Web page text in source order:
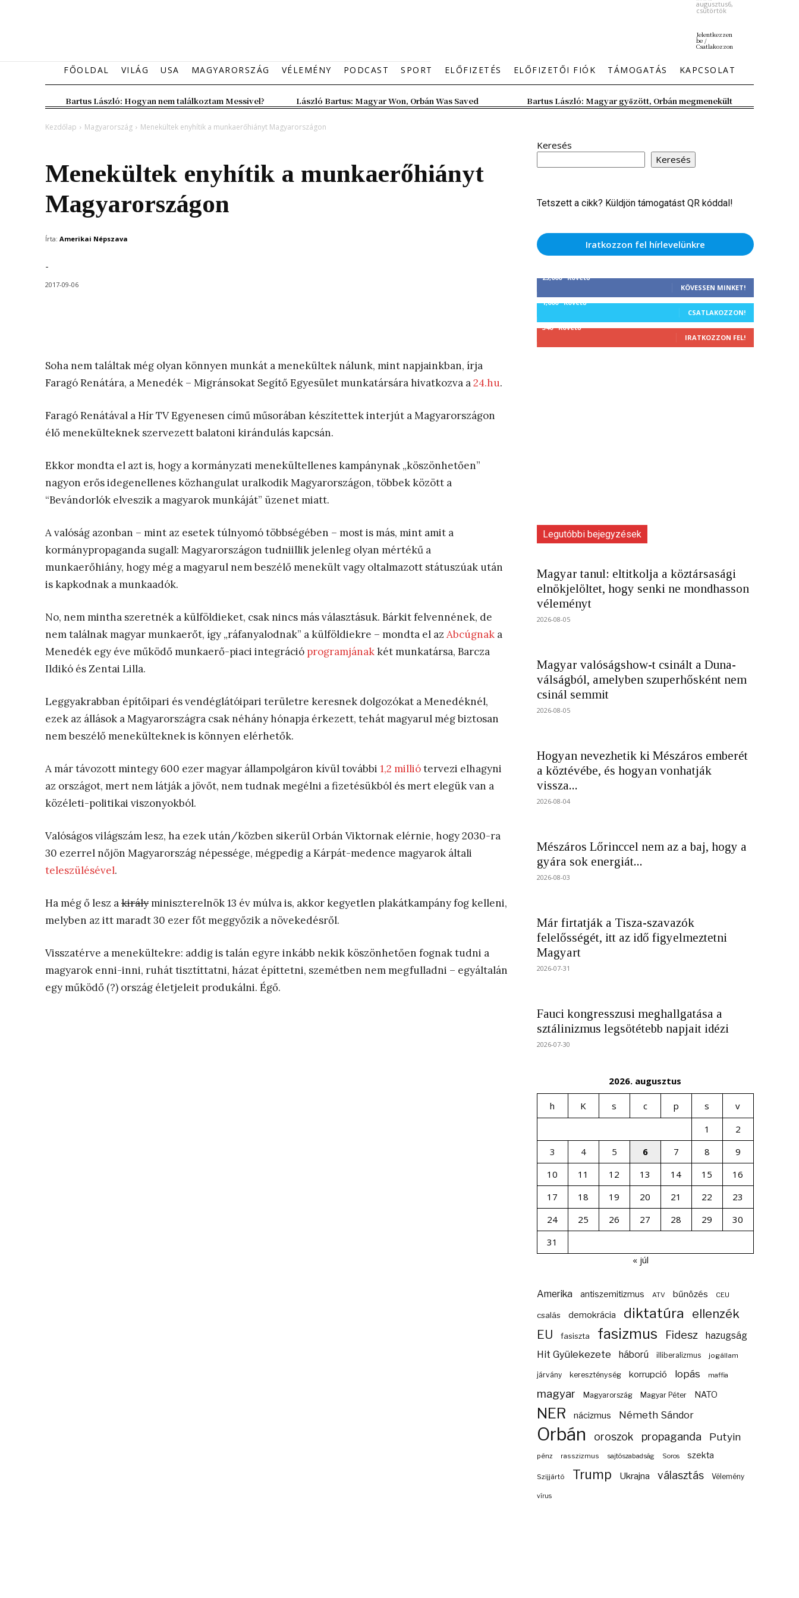
augusztus6,
csütörtök
Jelentkezzen
be /
Csatlakozzon
FŐOLDAL VILÁG USA MAGYARORSZÁG VÉLEMÉNY PODCAST SPORT ELŐFIZETÉS ELŐFIZETŐI FIÓK TÁMOGATÁS KAPCSOLAT
Bartus László: Hogyan nem találkoztam Messivel? László Bartus: Magyar Won, Orbán Was Saved Bartus László: Magyar győzött, Orbán megmenekült
Kezdőlap Magyarország Menekültek enyhítik a munkaerőhiányt Magyarországon
Menekültek enyhítik a munkaerőhiányt
Magyarországon
Írta: Amerikai Népszava
-
2017-09-06
Soha nem találtak még olyan könnyen munkát a menekültek nálunk, mint napjainkban, írja
Faragó Renátára, a Menedék – Migránsokat Segítő Egyesület munkatársára hivatkozva a24.hu.
Faragó Renátával a Hír TV Egyenesen című műsorában készítettek interjút a Magyarországon
élő menekülteknek szervezett balatoni kirándulás kapcsán.
Ekkor mondta el azt is, hogy a kormányzati menekültellenes kampánynak „köszönhetően”
nagyon erős idegenellenes közhangulat uralkodik Magyarországon, többek között a
“Bevándorlók elveszik a magyarok munkáját” üzenet miatt.
A valóság azonban – mint az esetek túlnyomó többségében – most is más, mint amit a
kormánypropaganda sugall: Magyarországon tudniillik jelenleg olyan mértékű a
munkaerőhiány, hogy még a magyarul nem beszélő menekült vagy oltalmazott státuszúak után
is kapkodnak a munkaadók.
No, nem mintha szeretnék a külföldieket, csak nincs más választásuk. Bárkit felvennének, de
nem találnak magyar munkaerőt, így „ráfanyalodnak” a külföldiekre – mondta el az Abcúgnak a
Menedék egy éve működő munkaerő-piaci integráció programjánakkét munkatársa, Barcza
Ildikó és Zentai Lilla.
Leggyakrabban építőipari és vendéglátóipari területre keresnek dolgozókat a Menedéknél,
ezek az állások a Magyarországra csak néhány hónapja érkezett, tehát magyarul még biztosan
nem beszélő menekülteknek is könnyen elérhetők.
A már távozott mintegy 600 ezer magyar állampolgáron kívül további 1,2 milliótervezi elhagyni
az országot, mert nem látják a jövőt, nem tudnak megélni a fizetésükból és mert elegük van a
közéleti-politikai viszonyokból.
Valóságos világszám lesz, ha ezek után/közben sikerül Orbán Viktornak elérnie, hogy 2030-ra
30 ezerrel nőjön Magyarország népessége, mégpedig a Kárpát-medence magyarok általi
teleszülésével.
Ha még ő lesz akirályminiszterelnök 13 év múlva is, akkor kegyetlen plakátkampány fog kelleni,
melyben az itt maradt 30 ezer főt meggyőzik a növekedésről.
Visszatérve a menekültekre: addig is talán egyre inkább nekik köszönhetően fognak tudni a
magyarok enni-inni, ruhát tisztíttatni, házat építtetni, szemétben nem megfulladni – egyáltalán
egy működő (?) ország életjeleit produkálni. Égő.
Keresés
Keresés
Tetszett a cikk? Küldjön támogatást QR kóddal!
Iratkozzon fel hírlevelünkre
25,000 Követő
KÖVESSEN MINKET!
1,000 Követő
CSATLAKOZZON!
340 Követő
IRATKOZZON FEL!
Legutóbbi bejegyzések
Magyar tanul: eltitkolja a köztársasági
elnökjelöltet, hogy senki ne mondhasson
véleményt
2026-08-05
Magyar valóságshow-t csinált a Duna-
válságból, amelyben szuperhősként nem
csinál semmit
2026-08-05
Hogyan nevezhetik ki Mészáros emberét
a köztévébe, és hogyan vonhatják
vissza...
2026-08-04
Mészáros Lőrinccel nem az a baj, hogy a
gyára sok energiát...
2026-08-03
Már firtatják a Tisza-szavazók
felelősségét, itt az idő figyelmeztetni
Magyart
2026-07-31
Fauci kongresszusi meghallgatása a
sztálinizmus legsötétebb napjait idézi
2026-07-30
2026. augusztus
h K s c p s
v
1
2
3
4 5 6 7 8
9
10
11 12 13 14 15
16
17
18 19 20 21 22
23
24
25 26 27 28 29
30
31
« júl
Amerika antiszemitizmus ATV bűnözés CEU
csalás demokrácia diktatúra ellenzék
EU fasiszta fasizmus Fidesz hazugság
Hit Gyülekezete háború illiberalizmus jogállam
járvány kereszténység korrupció lopás maffia
magyar Magyarország Magyar Péter NATO
NER nácizmus Németh Sándor
Orbán oroszok propaganda Putyin
pénz rasszizmus sajtószabadság Soros szekta
Szijjártó Trump Ukrajna választás Vélemény
vírus